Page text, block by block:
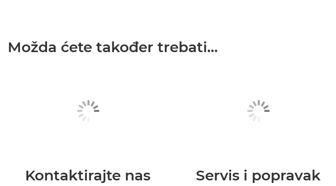
Možda ćete također trebati...
Kontaktirajte nas Servis i popravak